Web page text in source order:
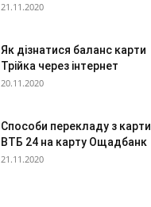
21.11.2020
Як дізнатися баланс карти
Трійка через інтернет
20.11.2020
Способи перекладу з карти
ВТБ 24 на карту Ощадбанк
21.11.2020